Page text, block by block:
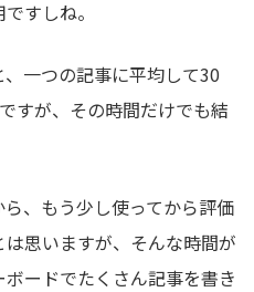
すしね。
一つの記事に平均して30
すが、その時間だけでも結
ら、もう少し使ってから評価
思いますが、そんな時間が
ードでたくさん記事を書き